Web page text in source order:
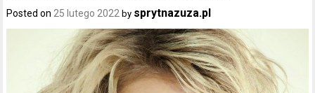
Posted on 25 lutego 2022 by sprytnazuza.pl